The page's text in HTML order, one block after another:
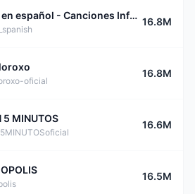
Bebefinn en español - Canciones Infantiles
16.8M
oficial
16.8M
5 MINUTOS
16.6M
16.5M